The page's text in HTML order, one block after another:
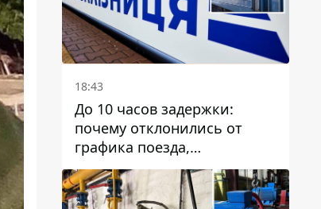
18:43
До 10 часов задержки:
почему отклонились от
графика поезда,
курсирующие через Днепр
и область